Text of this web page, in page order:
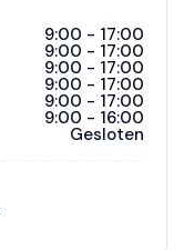
9:00 - 17:00
9:00 - 17:00
9:00 - 17:00
9:00 - 17:00
9:00 - 17:00
9:00 - 16:00
Gesloten